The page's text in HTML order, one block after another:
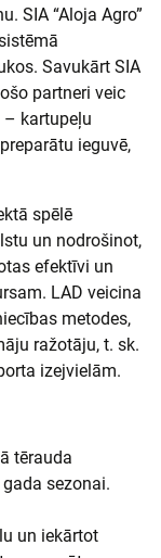
SIA “Aloja Agro”
Savukārt SIA
partneri veic
– kartupeļu
preparātu ieguvē,
spēlē
un nodrošinot,
efektīvi un
LAD veicina
metodes,
ražotāju, t. sk.
izejvielām.
tērauda
sezonai.
un iekārtot